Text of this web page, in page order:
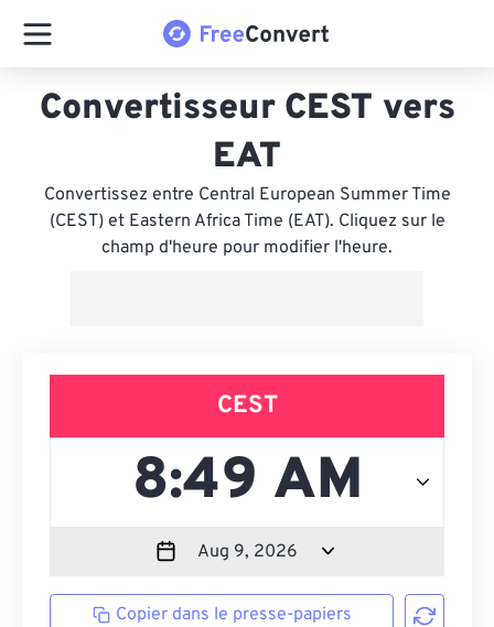
Convertisseur CEST vers
EAT
Convertissez entre Central European Summer Time
(CEST) et Eastern Africa Time (EAT). Cliquez sur le
champ d'heure pour modifier l'heure.
CEST
Copier dans le presse-papiers